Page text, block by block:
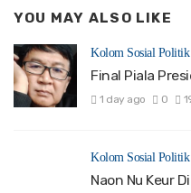
YOU MAY ALSO LIKE
Kolom Sosial Politik
Final Piala
1 day ago 0
Kolom Sosial Politik
Naon Nu Keur